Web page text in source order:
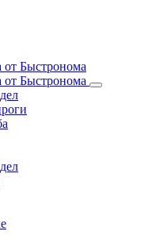
Быстронома
Быстронома